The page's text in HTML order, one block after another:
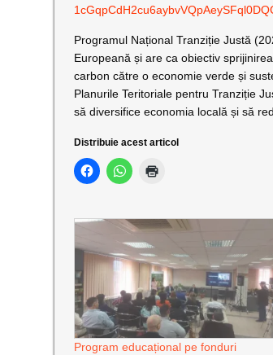
Programul Național Tranziție Justă
Europeană și are ca obiectiv
carbon către o economie verde și
Planurile Teritoriale pentru Tranziție
să diversifice economia locală și să
Distribuie acest articol
Program educațional pe fonduri